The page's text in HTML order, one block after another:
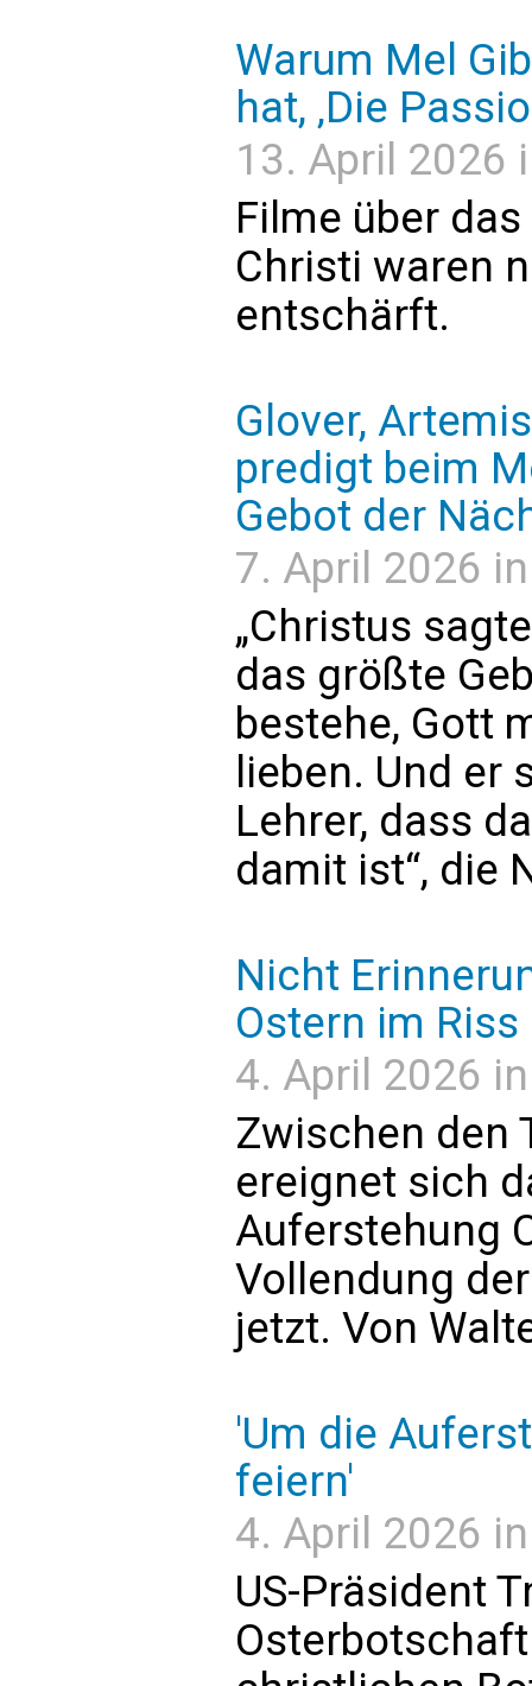
Warum Mel
hat, ‚Die
13. April 2026
Filme über
Christi waren
entschärft.
Glover,
predigt beim
Gebot der
7. April 2026
„Christus
das größte
bestehe, Gott
lieben. Und er
Lehrer, dass
damit ist“, die
Nicht
Ostern im
4. April 2026
Zwischen den
ereignet sich
Auferstehung
Vollendung
jetzt. Von
'Um die
feiern'
4. April 2026
US-Präsident